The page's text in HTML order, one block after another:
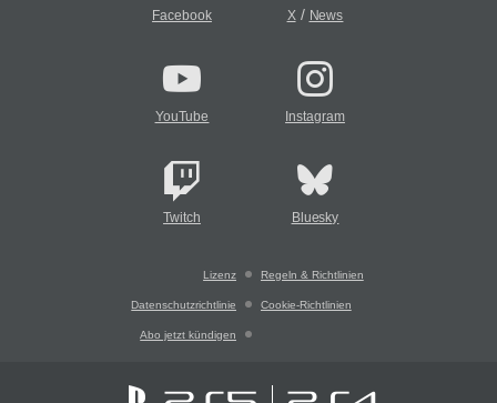
Facebook X/ News
YouTube Instagram
Twitch Bluesky
Lizenz Regeln & Richtlinien
Datenschutzrichtlinie Cookie-Richtlinien
Abo jetzt kündigen